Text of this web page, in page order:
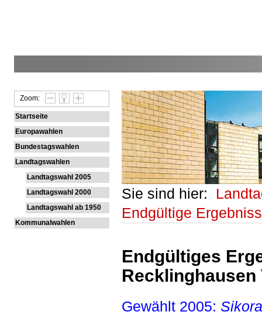
Zoom:
Startseite
Europawahlen
Bundestagswahlen
Landtagswahlen
Landtagswahl 2005
Landtagswahl 2000
Landtagswahl ab 1950
Kommunalwahlen
Sie sind hier:
Endgültige
Endgültiges
Recklinghausen
Gewählt 2005: